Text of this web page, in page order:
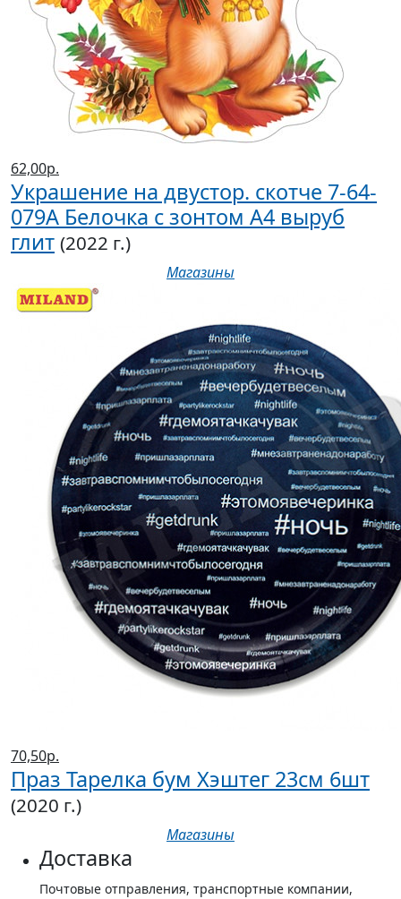
62,00р.
Украшение на двустор. скотче 7-64-
079А Белочка с зонтом А4 выруб
глит (2022 г.)
Магазины
70,50р.
Праз Тарелка бум Хэштег 23см 6шт
(2020 г.)
Магазины
Доставка
Почтовые отправления, транспортные компании,